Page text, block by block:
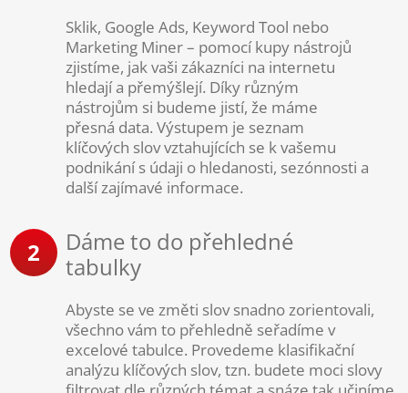
Sklik, Google Ads, Keyword Tool nebo
Marketing Miner – pomocí kupy nástrojů
zjistíme, jak vaši zákazníci na internetu
hledají a přemýšlejí. Díky různým
nástrojům si budeme jistí, že máme
přesná data. Výstupem je seznam
klíčových slov vztahujících se k vašemu
podnikání s údaji o hledanosti, sezónnosti a
další zajímavé informace.
2
Dáme to do přehledné
tabulky
Abyste se ve změti slov snadno zorientovali,
všechno vám to přehledně seřadíme v
excelové tabulce. Provedeme klasifikační
analýzu klíčových slov, tzn. budete moci slovy